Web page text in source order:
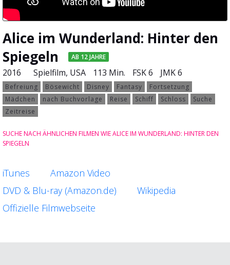
Alice im Wunderland: Hinter den
Spiegeln
AB 12 JAHRE
2016 Spielfilm, USA 113 Min. FSK 6 JMK 6
Befreiung Bösewicht Disney Fantasy
Fortsetzung
Mädchen
nach Buchvorlage Reise Schiff Schloss
Suche
Zeitreise
SUCHE NACH ÄHNLICHEN FILMEN WIE ALICE IM WUNDERLAND: HINTER DEN
SPIEGELN
iTunes
Amazon Video
DVD & Blu-ray (Amazon.de)
Wikipedia
Offizielle Filmwebseite